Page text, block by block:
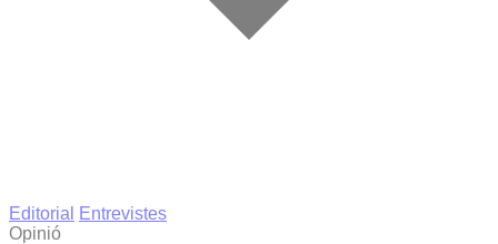
Editorial
Entrevistes
Opinió